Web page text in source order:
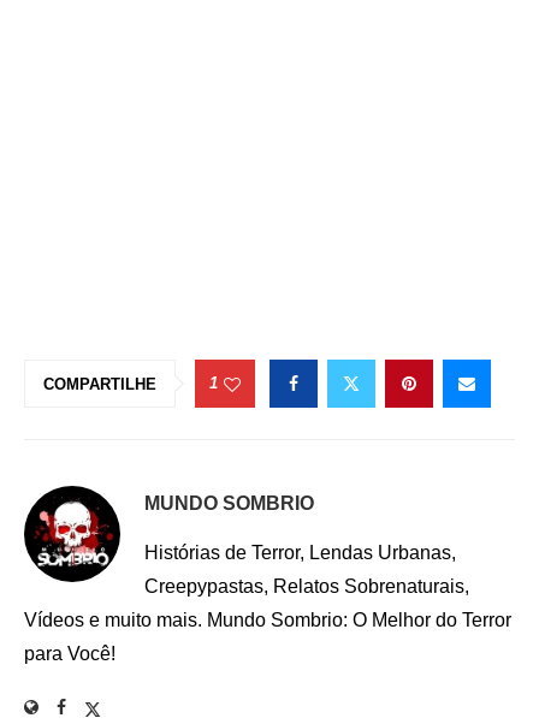
COMPARTILHE 1
MUNDO SOMBRIO
Histórias de Terror, Lendas Urbanas,
Creepypastas, Relatos Sobrenaturais,
Vídeos e muito mais. Mundo Sombrio: O Melhor do Terror
para Você!